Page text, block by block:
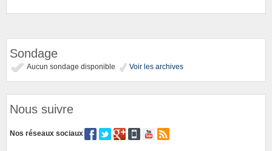
Sondage
Aucun sondage disponible Voir les archives
Nous suivre
Nos réseaux sociaux